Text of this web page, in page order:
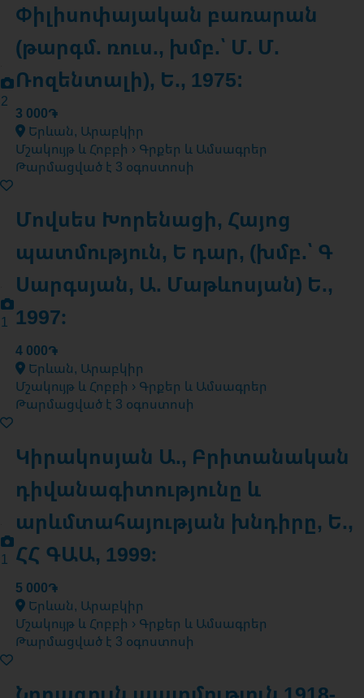
2
Փիլիսոփայական բառարան
(թարգմ. ռուս., խմբ.՝ Մ. Մ.
Ռոզենտալի), Ե., 1975:
3 000֏
Երևան, Արաբկիր
Մշակույթ և Հոբբի › Գրքեր և Ամսագրեր
Թարմացված է 3 օգոստոսի
1
Մովսես Խորենացի, Հայոց
պատմություն, Ե դար, (խմբ.՝ Գ
Սարգսյան, Ա. Մաթևոսյան) Ե.,
1997։
4 000֏
Երևան, Արաբկիր
Մշակույթ և Հոբբի › Գրքեր և Ամսագրեր
Թարմացված է 3 օգոստոսի
1
Կիրակոսյան Ա., Բրիտանական
դիվանագիտությունը և
արևմտահայության խնդիրը, Ե.,
ՀՀ ԳԱԱ, 1999։
5 000֏
Երևան, Արաբկիր
Մշակույթ և Հոբբի › Գրքեր և Ամսագրեր
Թարմացված է 3 օգոստոսի